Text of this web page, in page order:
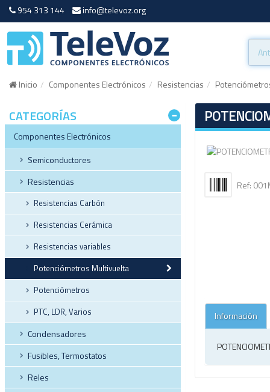
954 313 144 info@televoz.org
Inicio Componentes Electrónicos Resistencias
CATEGORÍAS
Componentes Electrónicos
Semiconductores
Resistencias
Resistencias Carbón
Resistencias Cerámica
Resistencias variables
Potenciómetros Multivuelta
Potenciómetros
PTC, LDR, Varios
Condensadores
Fusibles, Termostatos
Reles
Ref:
Información